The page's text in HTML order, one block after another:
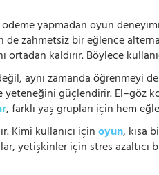
ödeme yapmadan oyun
zahmetsiz bir eğlence
ortadan kaldırır. Böylece
aynı zamanda öğrenmeyi
güçlendirir. El–göz
, farklı yaş grupları için hem
Kimi kullanıcı içinoyun, kısa
yetişkinler için stres